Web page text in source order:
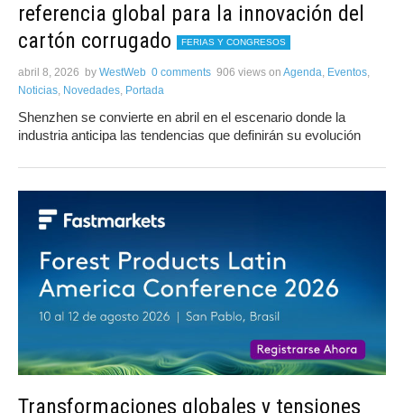
referencia global para la innovación del
cartón corrugado
FERIAS Y CONGRESOS
abril 8, 2026 by WestWeb 0 comments 906 views on Agenda, Eventos,
Noticias, Novedades, Portada
Shenzhen se convierte en abril en el escenario donde la
industria anticipa las tendencias que definirán su evolución
Transformaciones globales y tensiones